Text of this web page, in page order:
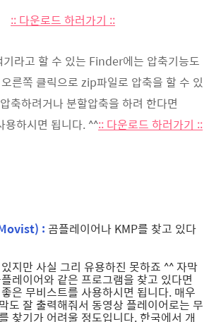
:: 다운로드 하러가기 ::
기라고 할 수 있는 Finder에는 압축기능도
른쪽 클릭으로 zip파일로 압축을 할 수 있
축하려거나 분할압축을 하려 한다면
용하시면 됩니다. ^^:: 다운로드 하러가기 ::
: 곰플레이어나 KMP를 찾고 있다
지만 사실 그리 유용하진 못하죠 ^^ 자막
레이어와 같은 프로그램을 찾고 있다면
은 무비스트를 사용하시면 됩니다. 매우
도 잘 출력해줘서 동영상 플레이어로는 무
찾기가 어려울 정도입니다. 한국에서 개